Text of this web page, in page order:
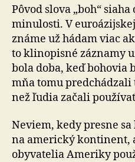
Pôvod slova „boh“
minulosti. V
známe už hádam viac
to klinopisné záznamy
bola doba, keď bohovia
mňa tomu
než ľudia začali
Neviem, kedy presne
na ame­rický kontinent,
obyvatelia Ameriky